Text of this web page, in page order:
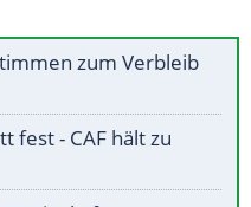
zum Verbleib
fest - CAF hält zu